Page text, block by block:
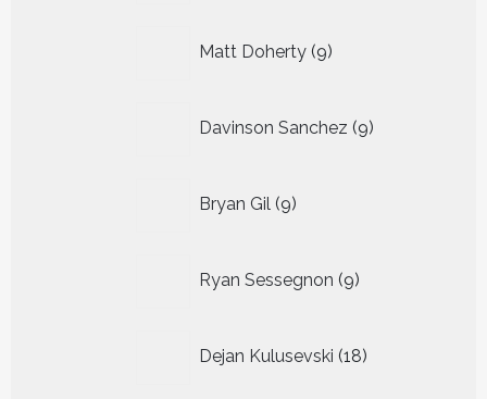
Matt Doherty 9
producten
Davinson Sanchez 9
producten
Bryan Gil 9
producten
Ryan Sessegnon 9
producten
Dejan Kulusevski 18
producten